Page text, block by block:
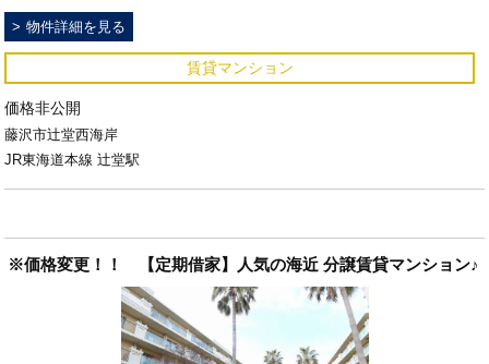
物件詳細を見る
賃貸マンション
価格非公開
藤沢市辻堂西海岸
JR東海道本線 辻堂駅
※価格変更！！ 【定期借家】人気の海近 分譲賃貸マンション♪